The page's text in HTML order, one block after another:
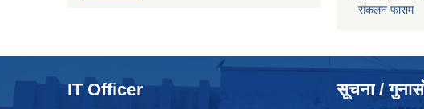
संकलन फाराम
IT Officer सूचना /